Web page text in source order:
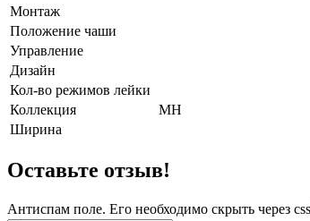
Монтаж
Положение чаши
Управление
Дизайн
Кол-во режимов лейки
Коллекция
MH
Ширина
Оставьте отзыв!
Антиспам поле. Его необходимо скрыть через css